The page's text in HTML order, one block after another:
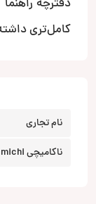
دفترچه
کامل‌تری
نام تجاری
ناکامیچی Nakamichi